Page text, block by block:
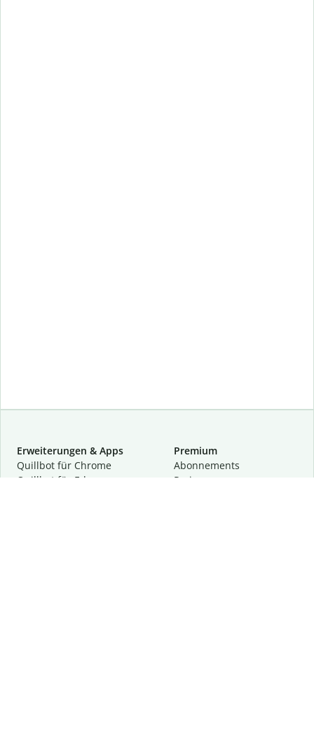
Erweiterungen & Apps
Quillbot für Chrome
Quillbot für Edge
Premium
Abon­ne­ments
Preise